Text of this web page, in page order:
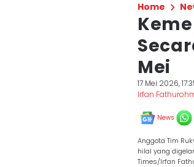
Home
Mei
17 Mei 2026,
Irfan
News
Anggota Tim
hilal yang
Times/Irfan